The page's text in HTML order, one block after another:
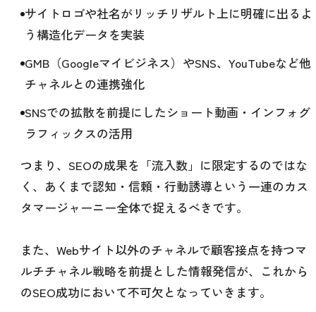
サイトロゴや社名がリッチリザルト上に明確に出るよ
う構造化データを実装
GMB（Googleマイビジネス）やSNS、YouTubeなど他
チャネルとの連携強化
SNSでの拡散を前提にしたショート動画・インフォグ
ラフィックスの活用
つまり、SEOの成果を「流入数」に限定するのではな
く、あくまで認知・信頼・行動誘導という一連のカス
タマージャーニー全体で捉えるべきです。
また、Webサイト以外のチャネルで顧客接点を持つマ
ルチチャネル戦略を前提とした情報発信が、これから
のSEO成功において不可欠となっていきます。